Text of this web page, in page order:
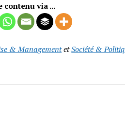
contenu via ...
& ManagementetSociété &